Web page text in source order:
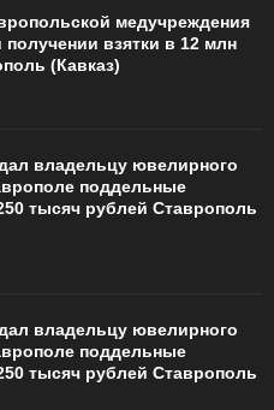
медучреждения
взятки в 12 млн
(Кавказ)
владельцу ювелирного
поддельные
тысяч рублей Ставрополь
владельцу ювелирного
поддельные
тысяч рублей Ставрополь